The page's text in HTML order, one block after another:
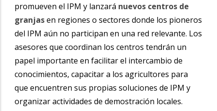
promueven el IPM y lanzará nuevos centros de
granjasen regiones o sectores donde los pioneros
del IPM aún no participan en una red relevante. Los
asesores que coordinan los centros tendrán un
papel importante en facilitar el intercambio de
conocimientos, capacitar a los agricultores para
que encuentren sus propias soluciones de IPM y
organizar actividades de demostración locales.